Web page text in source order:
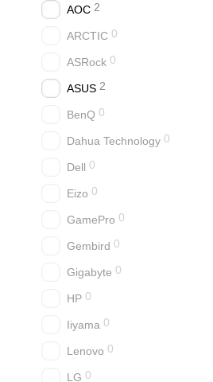
AOC 2
ARCTIC 0
ASRock 0
ASUS 2
BenQ 0
Dahua Technology 0
Dell 0
Eizo 0
GamePro 0
Gembird 0
Gigabyte 0
HP 0
Iiyama 0
Lenovo 0
LG 0